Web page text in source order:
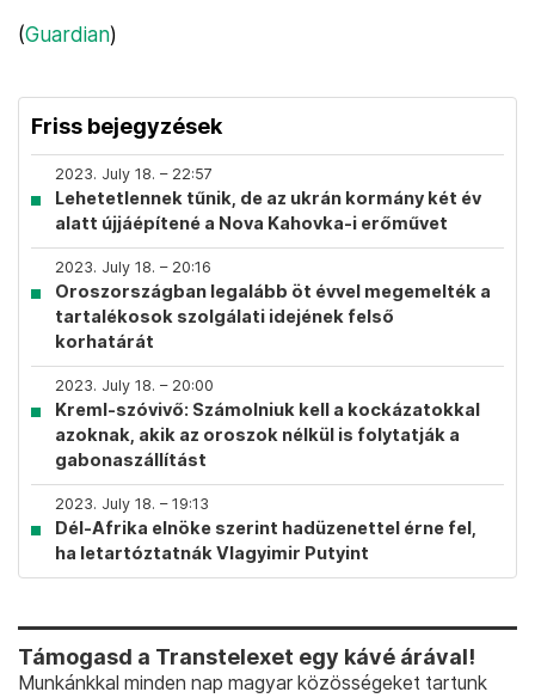
(Guardian)
Friss bejegyzések
2023. July 18. – 22:57
Lehetetlennek tűnik, de az ukrán kormány két év
alatt újjáépítené a Nova Kahovka-i erőművet
2023. July 18. – 20:16
Oroszországban legalább öt évvel megemelték a
tartalékosok szolgálati idejének felső
korhatárát
2023. July 18. – 20:00
Kreml-szóvivő: Számolniuk kell a kockázatokkal
azoknak, akik az oroszok nélkül is folytatják a
gabonaszállítást
2023. July 18. – 19:13
Dél-Afrika elnöke szerint hadüzenettel érne fel,
ha letartóztatnák Vlagyimir Putyint
Támogasd a Transtelexet egy kávé árával!
Munkánkkal minden nap magyar közösségeket tartunk